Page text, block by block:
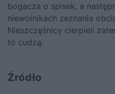
bogacza o spisek, a
niewolnikach zeznania
Nieszczęśnicy cierpieli
to cudzą.
Źródło